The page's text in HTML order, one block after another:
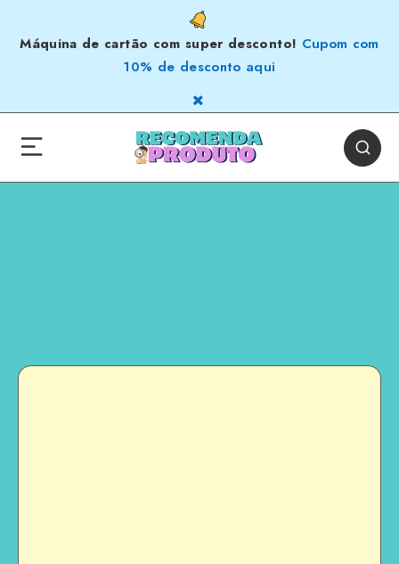
Máquina de cartão com super desconto! Cupom com
10% de desconto aqui